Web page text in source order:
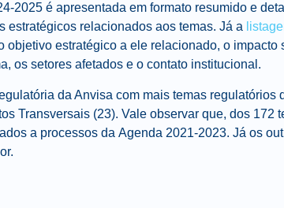
2025 é apresentada em formato resumido e
estratégicos relacionados aos temas. Já a
objetivo estratégico a ele relacionado, o
os setores afetados e o contato institucional.
da Anvisa com mais temas regulatórios
Transversais (23). Vale observar que, dos 172
a processos da Agenda 2021-2023. Já os